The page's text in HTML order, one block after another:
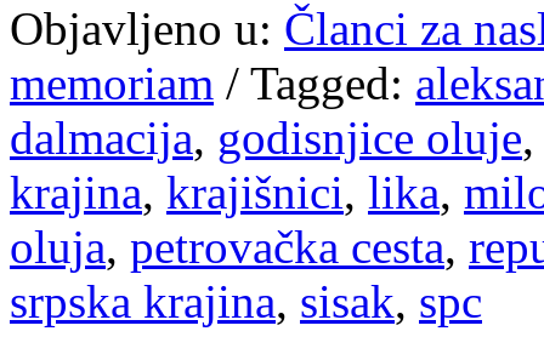
Objavljeno u: Članci za
memoriam / Tagged:
dalmacija, godisnjice oluje
krajina, krajišnici, lika,
oluja, petrovačka cesta,
srpska krajina, sisak, spc